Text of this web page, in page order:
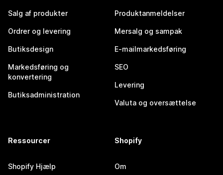
Salg af produkter
Ordrer og levering
Butiksdesign
Markedsføring og
konvertering
Butiksadministration
Produktanmeldelser
Mersalg og sampak
E-mailmarkedsføring
SEO
Levering
Valuta og oversættelse
Ressourcer
Shopify Hjælp
Shopify
Om